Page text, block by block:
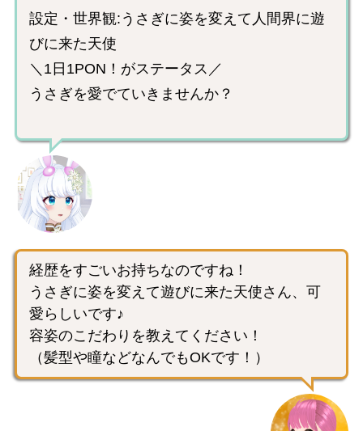
設定・世界観:うさぎに姿を変えて人間界に遊
びに来た天使
＼1日1PON！がステータス／
うさぎを愛でていきませんか？
経歴をすごいお持ちなのですね！
うさぎに姿を変えて遊びに来た天使さん、可
愛らしいです♪
容姿のこだわりを教えてください！
（髪型や瞳などなんでもOKです！）